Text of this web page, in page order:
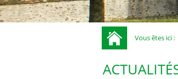
Vous êtes ici :